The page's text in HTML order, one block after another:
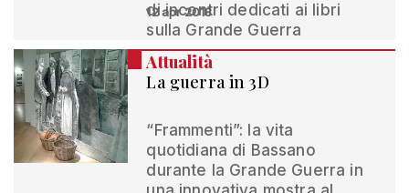
di incontri dedicati ai libri
sulla Grande Guerra
12 apr 2018
Attualità
La guerra in 3D
“Frammenti”: la vita
quotidiana di Bassano
durante la Grande Guerra in